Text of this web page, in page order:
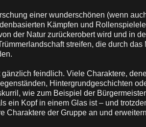
einer wunderschönen (wenn
Kämpfen und
der Natur zurückerobert wird und in
streifen, die durch das
feindlich. Viele Charaktere,
Hintergrundgeschichten
wie zum Beispiel der
ein Kopf in einem Glas ist – und
Charaktere der Gruppe an und